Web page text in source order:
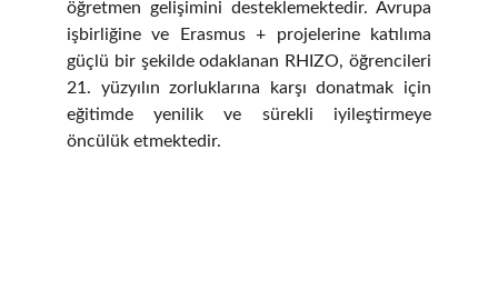
öğretmen gelişimini desteklemektedir. Avrupa
işbirliğine ve Erasmus + projelerine katılıma
güçlü bir şekilde odaklanan RHIZO, öğrencileri
21. yüzyılın zorluklarına karşı donatmak için
eğitimde yenilik ve sürekli iyileştirmeye
öncülük etmektedir.